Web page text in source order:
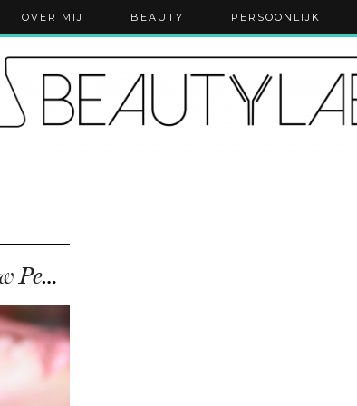
OVER MIJ BEAUTY PERSOONLIJK
Zijn de NYX Micro Brow Pencils een goede …